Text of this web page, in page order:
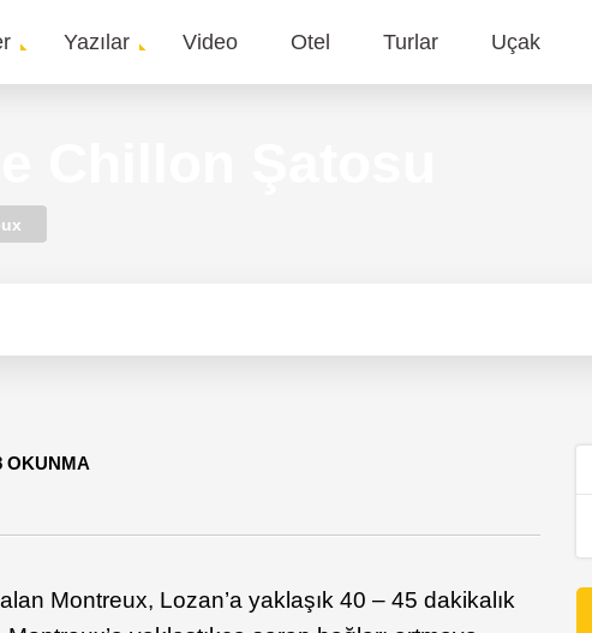
Yazılar Video Otel Turlar Uçak
OKUNMA
Montreux, Lozan’a yaklaşık 40 – 45 dakikalık